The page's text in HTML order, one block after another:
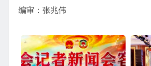
编审：张兆伟